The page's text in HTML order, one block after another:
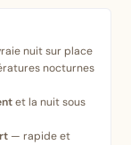
nuit sur place
nocturnes
et la nuit sous
— rapide et